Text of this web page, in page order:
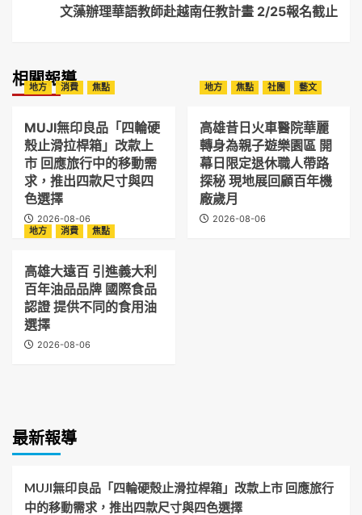
文藻辦理華語教師赴越南任教計畫 2/25報名截止
相關報導
地方 消費 焦點
MUJI無印良品「四輪硬
殼止滑拉桿箱」改款上
市 回應旅行中的移動需
求，推出四款尺寸與四
色選擇
2026-08-06
地方 焦點 社團 藝文
高雄昔日火車醫院華麗
轉身為親子遊樂園區 開
幕日限定退休職人帶路
探秘 現地展回顧百年機
廠歲月
2026-08-06
地方
消費 焦點
高雄大遠百 引進義大利
百年油品品牌 國際食品
認證 提供不同的食用油
選擇
2026-08-06
最新報導
MUJI無印良品「四輪硬殼止滑拉桿箱」改款上市 回應旅行
中的移動需求，推出四款尺寸與四色選擇